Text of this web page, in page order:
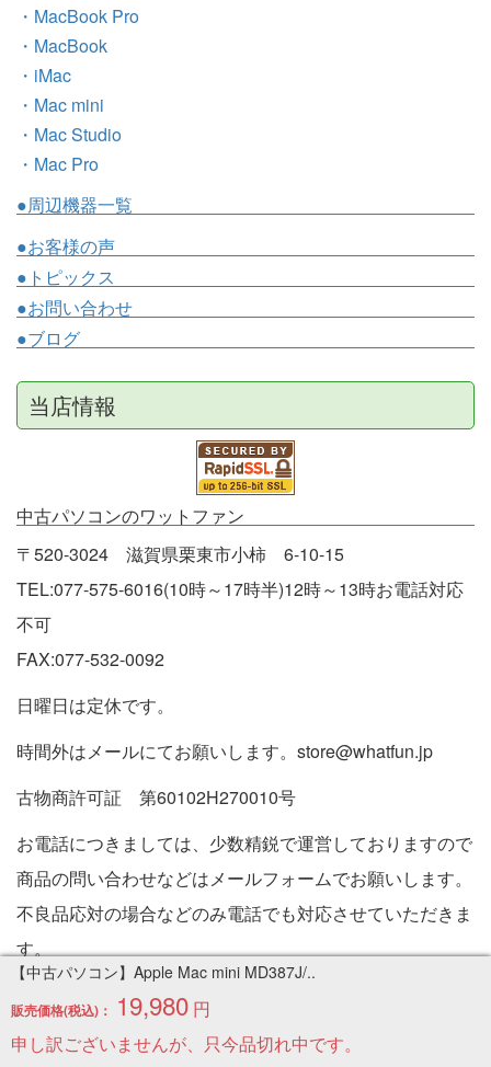
【中古パソコン】Apple Mac mini MD387J/..
販売価格(税込)： 19,980 円
申し訳ございませんが、只今品切れ中です。
・MacBook Pro
・MacBook
・iMac
・Mac mini
・Mac Studio
・Mac Pro
●周辺機器一覧
●お客様の声
●トピックス
●お問い合わせ
●ブログ
当店情報
中古パソコンのワットファン
〒520-3024 滋賀県栗東市小柿 6-10-15
TEL:077-575-6016(10時～17時半)12時～13時お電話対応
不可
FAX:077-532-0092
日曜日は定休です。
時間外はメールにてお願いします。store@whatfun.jp
古物商許可証 第60102H270010号
お電話につきましては、少数精鋭で運営しておりますので
商品の問い合わせなどはメールフォームでお願いします。
不良品応対の場合などのみ電話でも対応させていただきま
す。
特定商取引法に基づく表記
Copyright © 2005-2026 中古パソコン通販専門店 | PC販売